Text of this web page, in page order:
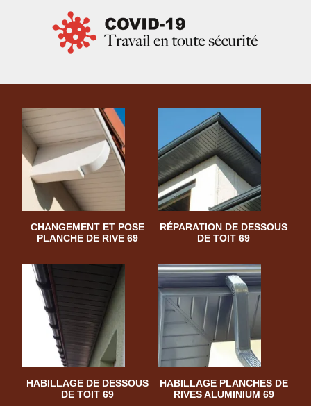
CHANGEMENT ET POSE
PLANCHE DE RIVE 69
RÉPARATION DE DESSOUS
DE TOIT 69
HABILLAGE DE DESSOUS
DE TOIT 69
HABILLAGE PLANCHES DE
RIVES ALUMINIUM 69